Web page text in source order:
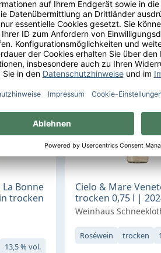
Zum
Bonne
trocken
13,5 % vol.
Cielo & Mare
trocken 0,75 l |
Weinhaus
Roséwein trocken